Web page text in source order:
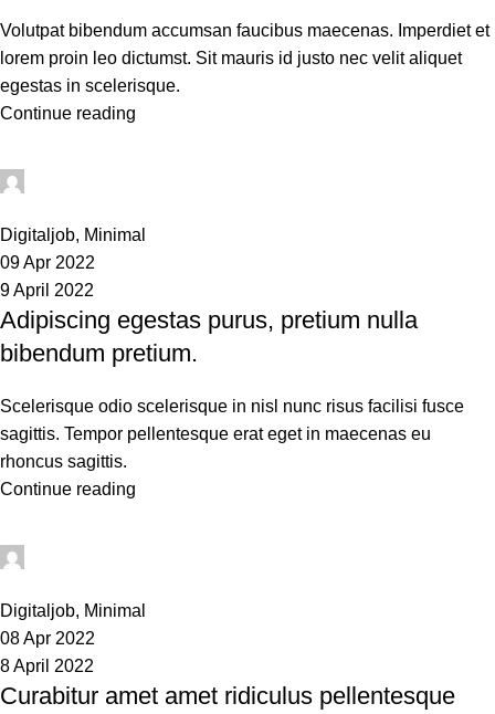
Volutpat bibendum accumsan faucibus maecenas. Imperdiet et
lorem proin leo dictumst. Sit mauris id justo nec velit aliquet
egestas in scelerisque.
Continue reading
Digitaljob, Minimal
09 Apr 2022
9 April 2022
Adipiscing egestas purus, pretium nulla
bibendum pretium.
Scelerisque odio scelerisque in nisl nunc risus facilisi fusce
sagittis. Tempor pellentesque erat eget in maecenas eu
rhoncus sagittis.
Continue reading
Digitaljob, Minimal
08 Apr 2022
8 April 2022
Curabitur amet amet ridiculus pellentesque